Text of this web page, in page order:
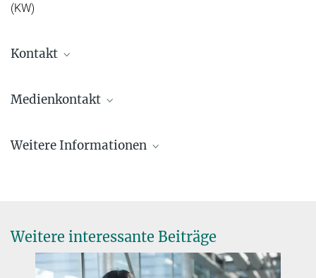
(KW)
Kontakt
+49 345 5582 783
Medienkontakt
Communications & Press Relations
Weitere Informationen
Weitere interessante Beiträge